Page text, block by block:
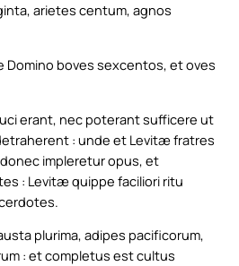
arietes centum, agnos
boves sexcentos, et oves
erant, nec poterant sufficere ut
: unde et Levitæ fratres
impleretur opus, et
: Levitæ quippe faciliori ritu
plurima, adipes pacificorum,
: et completus est cultus